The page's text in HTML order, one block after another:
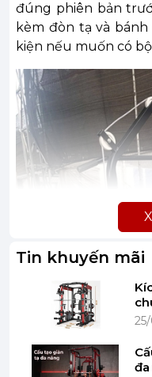
đúng phiên bản
kèm đòn tạ và
kiện nếu muốn có
Tin khuyến mãi